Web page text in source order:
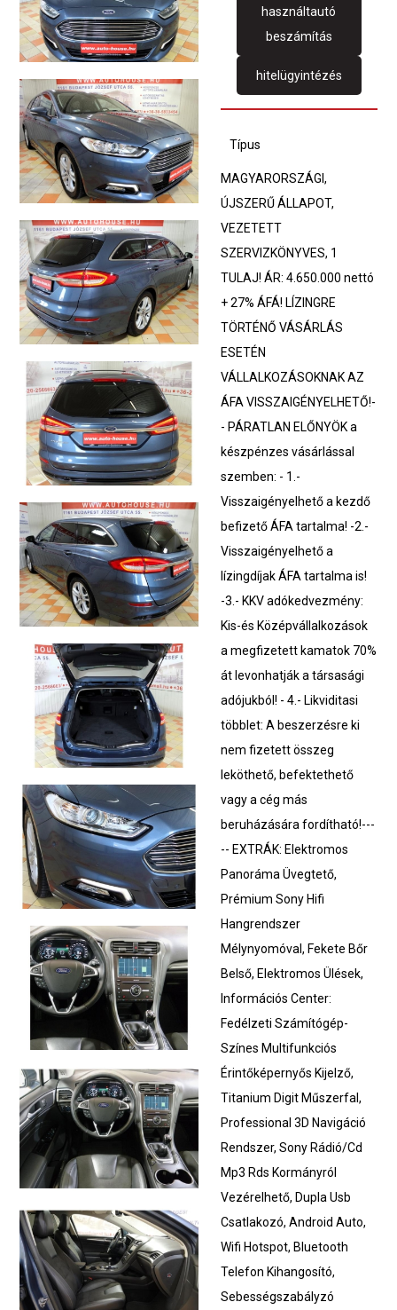
használtautó
beszámítás
hitelügyintézés
Típus
MAGYARORSZÁGI,
ÚJSZERŰ ÁLLAPOT,
VEZETETT
SZERVIZKÖNYVES, 1
TULAJ! ÁR: 4.650.000 nettó
+ 27% ÁFÁ! LÍZINGRE
TÖRTÉNŐ VÁSÁRLÁS
ESETÉN
VÁLLALKOZÁSOKNAK AZ
ÁFA VISSZAIGÉNYELHETŐ!-
- PÁRATLAN ELŐNYÖK a
készpénzes vásárlással
szemben: - 1.-
Visszaigényelhető a kezdő
befizető ÁFA tartalma! -2.-
Visszaigényelhető a
lízingdíjak ÁFA tartalma is!
-3.- KKV adókedvezmény:
Kis-és Középvállalkozások
a megfizetett kamatok 70%
át levonhatják a társasági
adójukból! - 4.- Likviditasi
többlet: A beszerzésre ki
nem fizetett összeg
leköthető, befektethető
vagy a cég más
beruházására fordítható!---
-- EXTRÁK: Elektromos
Panoráma Üvegtető,
Prémium Sony Hifi
Hangrendszer
Mélynyomóval, Fekete Bőr
Belső, Elektromos Ülések,
Információs Center:
Fedélzeti Számítógép-
Színes Multifunkciós
Érintőképernyős Kijelző,
Titanium Digit Műszerfal,
Professional 3D Navigáció
Rendszer, Sony Rádió/Cd
Mp3 Rds Kormányról
Vezérelhető, Dupla Usb
Csatlakozó, Android Auto,
Wifi Hotspot, Bluetooth
Telefon Kihangosító,
Sebességszabályzó